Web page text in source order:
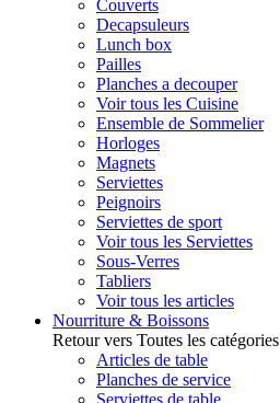
Couverts
Decapsuleurs
Lunch box
Pailles
Planches a decouper
Voir tous les Cuisine
Ensemble de Sommelier
Horloges
Magnets
Serviettes
Peignoirs
Serviettes de sport
Voir tous les Serviettes
Sous-Verres
Tabliers
Voir tous les articles
Nourriture & Boissons
Retour vers Toutes les catégories
Articles de table
Planches de service
Serviettes de table